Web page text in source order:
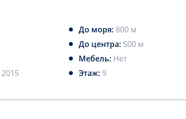
До моря: 800 м
До центра: 500 м
Мебель: Нет
2015 Этаж: 9